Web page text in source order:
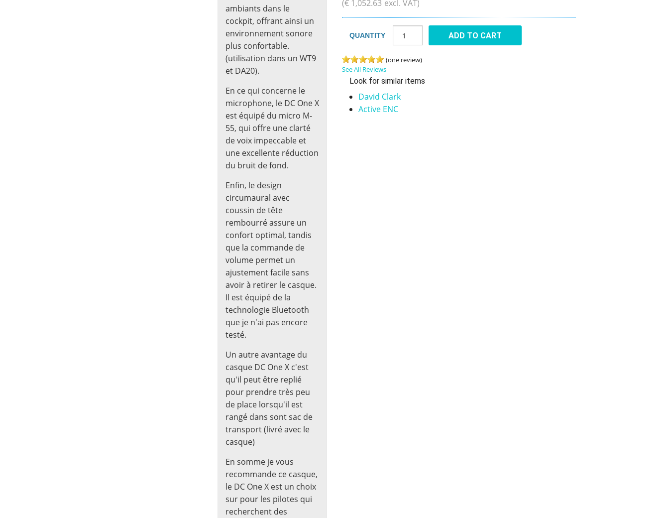
ambiants dans le
cockpit, offrant ainsi un
environnement sonore
plus confortable.
(utilisation dans un WT9
et DA20).
En ce qui concerne le
microphone, le DC One X
est équipé du micro M-
55, qui offre une clarté
de voix impeccable et
une excellente réduction
du bruit de fond.
Enfin, le design
circumaural avec
coussin de tête
rembourré assure un
confort optimal, tandis
que la commande de
volume permet un
ajustement facile sans
avoir à retirer le casque.
Il est équipé de la
technologie Bluetooth
que je n'ai pas encore
testé.
Un autre avantage du
casque DC One X c'est
qu'il peut être replié
pour prendre très peu
de place lorsqu'il est
rangé dans sont sac de
transport (livré avec le
casque)
En somme je vous
recommande ce casque,
le DC One X est un choix
sur pour les pilotes qui
recherchent des
(€ 1,052.63 excl. VAT)
QUANTITY ADD TO CART
(one review)
See All Reviews
Look for similar items
David Clark
Active ENC